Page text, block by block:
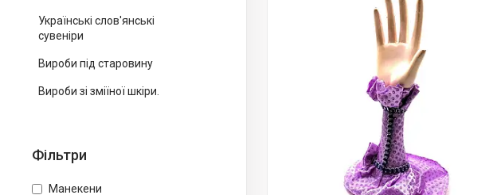
Українські слов'янські
сувеніри
Вироби під старовину
Вироби зі зміїної шкіри.
Фільтри
Манекени